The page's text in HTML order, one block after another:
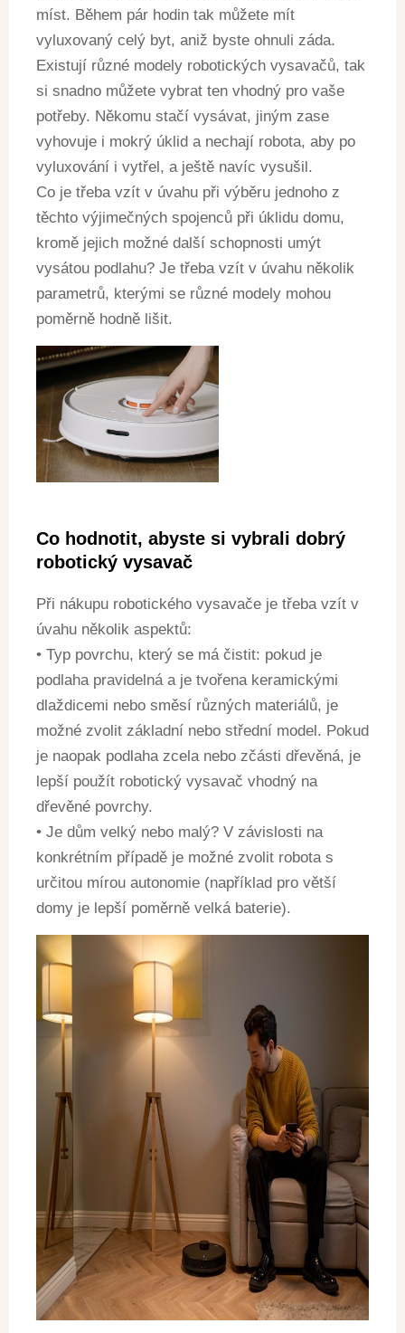
míst. Během pár hodin tak můžete mít
vyluxovaný celý byt, aniž byste ohnuli záda.
Existují různé modely robotických vysavačů, tak
si snadno můžete vybrat ten vhodný pro vaše
potřeby. Někomu stačí vysávat, jiným zase
vyhovuje i mokrý úklid a nechají robota, aby po
vyluxování i vytřel, a ještě navíc vysušil.
Co je třeba vzít v úvahu při výběru jednoho z
těchto výjimečných spojenců při úklidu domu,
kromě jejich možné další schopnosti umýt
vysátou podlahu? Je třeba vzít v úvahu několik
parametrů, kterými se různé modely mohou
poměrně hodně lišit.
Co hodnotit, abyste si vybrali dobrý
robotický vysavač
Při nákupu robotického vysavače je třeba vzít v
úvahu několik aspektů:
• Typ povrchu, který se má čistit: pokud je
podlaha pravidelná a je tvořena keramickými
dlaždicemi nebo směsí různých materiálů, je
možné zvolit základní nebo střední model. Pokud
je naopak podlaha zcela nebo zčásti dřevěná, je
lepší použít robotický vysavač vhodný na
dřevěné povrchy.
• Je dům velký nebo malý? V závislosti na
konkrétním případě je možné zvolit robota s
určitou mírou autonomie (například pro větší
domy je lepší poměrně velká baterie).